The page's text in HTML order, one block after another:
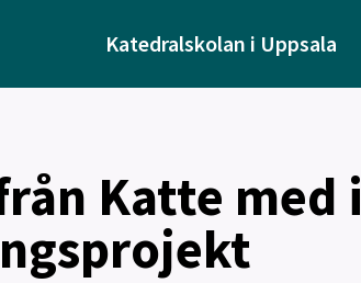
Katedralskolan i Uppsala
Katte med i